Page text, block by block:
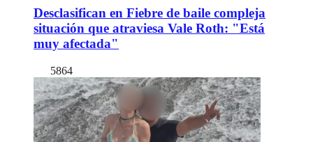
Desclasifican en Fiebre de baile compleja
situación que atraviesa Vale Roth: "Está
muy afectada"
5864